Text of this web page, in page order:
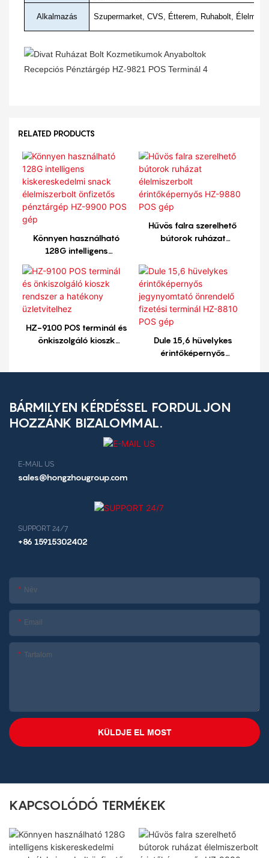
Alkalmazás Szupermarket, CVS, Étterem, Ruhabolt,
RELATED PRODUCTS
Könnyen használható
128G intelligens
élelmiszerbolt önfizetős
pénztárgép HZ-9900 POS
gép
Hűvös falra szerelhető
bútorok ruházat
érintőképernyős HZ-9880
POS gép
HZ-9100 POS terminál és
önkiszolgáló kioszk
Dule 15,6 hüvelykes
érintőképernyős
BÁRMILYEN KÉRDÉSSEL FORDULJON
HOZZÁNK BIZALOMMAL.
E-MAIL US
sales@hongzhougroup.com
SUPPORT 24/7
+86 15915302402
Név
Email
Tartalom
KÜLDJE EL MOST
KAPCSOLÓDÓ TERMÉKEK